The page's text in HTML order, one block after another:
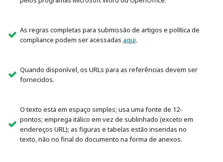
As regras completas para submissão de artigos e política de
compliance podem ser acessadas aqui.
Quando disponível, os URLs para as referências devem ser
fornecidos.
O texto está em espaço simples; usa uma fonte de 12-
pontos; emprega itálico em vez de sublinhado (exceto em
endereços URL); as figuras e tabelas estão inseridas no
texto, não no final do documento na forma de anexos.